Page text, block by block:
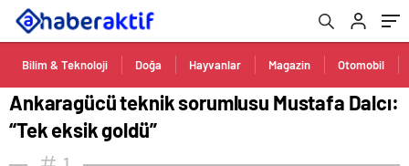
Bilim & Teknoloji Doğa Hayvanlar Magazin Otomobil
Ankaragücü teknik sorumlusu Mustafa Dalcı:
“Tek eksik goldü”